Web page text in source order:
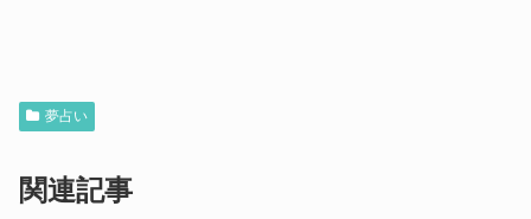
夢占い
関連記事